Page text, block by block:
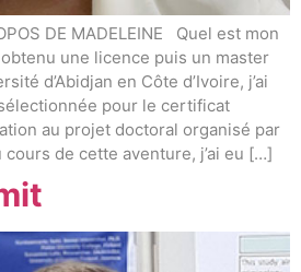
DE MADELEINE Quel est mon
une licence puis un master
d’Abidjan en Côte d’Ivoire, j’ai
pour le certificat
au projet doctoral organisé par
de cette aventure, j’ai eu […]